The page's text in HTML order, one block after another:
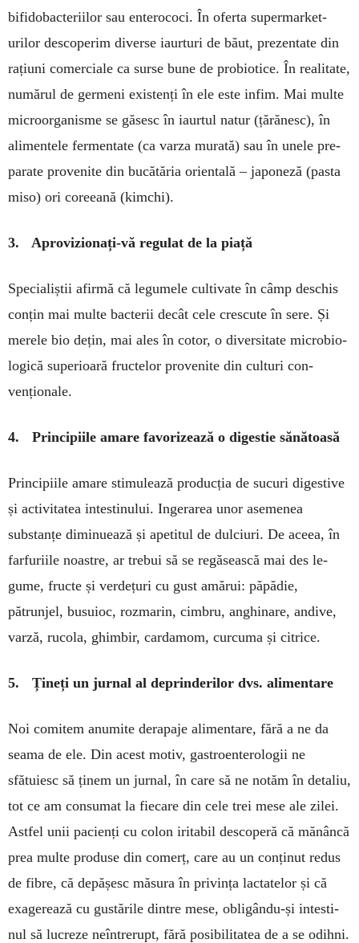
bifidobacte­riilor sau ente­rococi. În oferta super­mar­ket-
urilor descoperim diverse iaur­turi de băut, prezentate din
rațiuni comerciale ca surse bune de pro­biotice. În realitate,
numărul de germeni existenți în ele este infim. Mai multe
microorga­nis­me se gă­sesc în iaurtul natur (țără­nesc), în
alimentele fermentate (ca varza murată) sau în unele pre­
parate provenite din bucătăria orientală – japoneză (pasta
miso) ori co­reeană (kimchi).
3. Aprovizionați-vă regulat de la piață
Specialiștii afirmă că le­gumele cultivate în câmp deschis
con­țin mai multe bac­terii decât cele cres­cute în sere. Și
merele bio dețin, mai ales în cotor, o diversitate mi­crobio­
logică superioară fruc­telor pro­venite din culturi con­
venționale.
4. Principiile amare favorizează o digestie sănătoasă
Principiile amare stimulează pro­ducția de sucuri digestive
și ac­tivitatea intestinului. Ingerarea unor asemenea
substanțe diminu­ea­ză și apetitul de dulciuri. De aceea, în
farfuriile noastre, ar tre­bui să se regăsească mai des le­
gume, fructe și verdețuri cu gust amărui: păpădie,
pătrunjel, busu­ioc, roz­marin, cimbru, anghinare, andive,
varză, rucola, ghimbir, car­damom, curcuma și citrice.
5. Țineți un jurnal al deprinderilor dvs. alimentare
Noi comitem anumite derapaje alimentare, fără a ne da
seama de ele. Din acest motiv, gastroente­rologii ne
sfătuiesc să ținem un jur­nal, în care să ne notăm în deta­liu,
tot ce am consumat la fiecare din cele trei mese ale zilei.
Astfel unii pacienți cu colon iritabil des­co­peră că mănâncă
prea multe pro­duse din comerț, care au un con­ținut redus
de fibre, că depă­șesc măsura în privința lactatelor și că
exa­gerează cu gus­tă­rile dintre me­se, obligân­du-și intesti­
nul să lu­creze neîn­tre­rupt, fără po­sibi­litatea de a se odihni.